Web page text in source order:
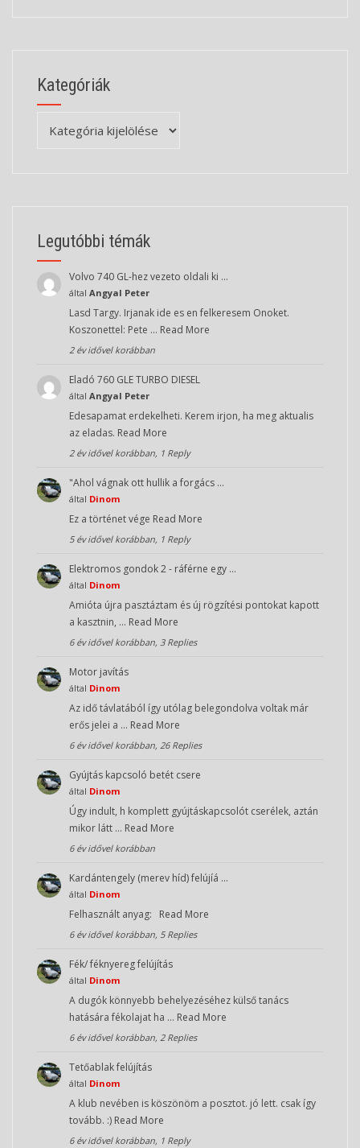
Kategóriák
Legutóbbi témák
Volvo 740 GL-hez vezeto oldali ki …
által Angyal Peter
Lasd Targy. Irjanak ide es en felkeresem Onoket.
Koszonettel: Pete … Read More
2 év idővel korábban
Eladó 760 GLE TURBO DIESEL
által Angyal Peter
Edesapamat erdekelheti. Kerem irjon, ha meg aktualis
az eladas. Read More
2 év idővel korábban, 1 Reply
"Ahol vágnak ott hullik a forgács …
által Dinom
Ez a történet vége Read More
5 év idővel korábban, 1 Reply
Elektromos gondok 2 - ráférne egy …
által Dinom
Amióta újra pasztáztam és új rögzítési pontokat kapott
a kasztnin, … Read More
6 év idővel korábban, 3 Replies
Motor javítás
által Dinom
Az idő távlatából így utólag belegondolva voltak már
erős jelei a … Read More
6 év idővel korábban, 26 Replies
Gyújtás kapcsoló betét csere
által Dinom
Úgy indult, h komplett gyújtáskapcsolót cserélek, aztán
mikor látt … Read More
6 év idővel korábban
Kardántengely (merev híd) felújíá …
által Dinom
Felhasznált anyag: Read More
6 év idővel korábban, 5 Replies
Fék/ féknyereg felújítás
által Dinom
A dugók könnyebb behelyezéséhez külső tanács
hatására fékolajat ha … Read More
6 év idővel korábban, 2 Replies
Tetőablak felújítás
által Dinom
A klub nevében is köszönöm a posztot. jó lett. csak így
tovább. :) Read More
6 év idővel korábban, 1 Reply